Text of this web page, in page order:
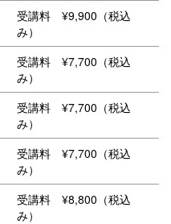
受講料 ¥9,900（税込
み）
受講料 ¥7,700（税込
み）
受講料 ¥7,700（税込
み）
受講料 ¥7,700（税込
み）
受講料 ¥8,800（税込
み）